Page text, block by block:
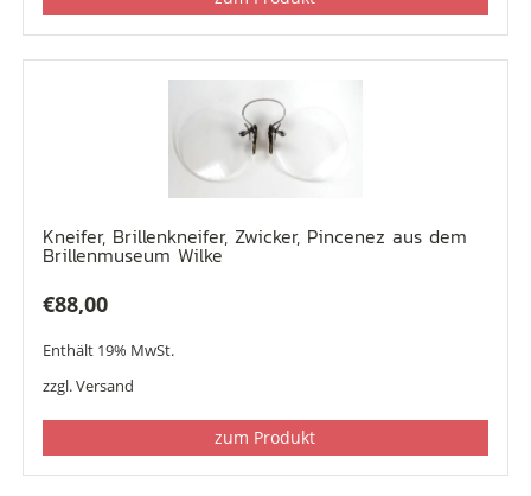
Kneifer, Brillenkneifer, Zwicker, Pincenez aus dem
Brillenmuseum Wilke
€88,00
Enthält 19% MwSt.
zzgl.Versand
zum Produkt